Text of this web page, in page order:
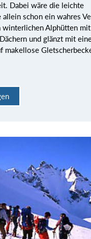
Dabei wäre die leichte
schon ein wahres
winterlichen Alphütten mit
und glänzt mit
makellose